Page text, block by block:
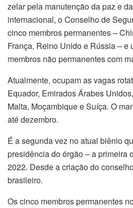
zelar pela manutenção da paz e
internacional, o Conselho de
cinco membros permanentes –
França, Reino Unido e Rússia – e
membros não permanentes com
Atualmente, ocupam as vagas
Equador, Emirados Árabes
Malta, Moçambique e Suíça. O
até dezembro.
É a segunda vez no atual biênio
presidência do órgão – a primeira
2022. Desde a criação do
brasileiro.
Os cinco membros permanentes